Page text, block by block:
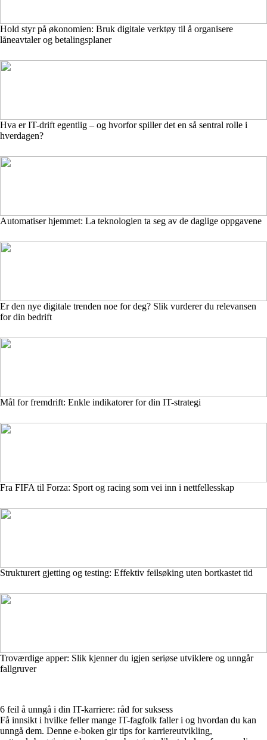
Hold styr på økonomien: Bruk digitale verktøy til å organisere
låneavtaler og betalingsplaner
Hva er IT-drift egentlig – og hvorfor spiller det en så sentral rolle i
hverdagen?
Automatiser hjemmet: La teknologien ta seg av de daglige oppgavene
Er den nye digitale trenden noe for deg? Slik vurderer du relevansen
for din bedrift
Mål for fremdrift: Enkle indikatorer for din IT-strategi
Fra FIFA til Forza: Sport og racing som vei inn i nettfellesskap
Strukturert gjetting og testing: Effektiv feilsøking uten bortkastet tid
Troværdige apper: Slik kjenner du igjen seriøse utviklere og unngår
fallgruver
6 feil å unngå i din IT-karriere: råd for suksess
Få innsikt i hvilke feller mange IT-fagfolk faller i og hvordan du kan
unngå dem. Denne e-boken gir tips for karriereutvikling,